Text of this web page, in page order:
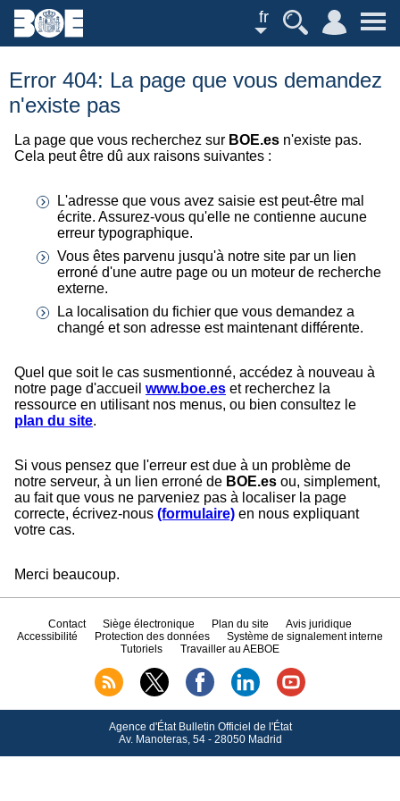
fr
Error 404: La page que vous demandez
n'existe pas
La page que vous recherchez sur BOE.es n'existe pas.
Cela peut être dû aux raisons suivantes :
L'adresse que vous avez saisie est peut-être mal
écrite. Assurez-vous qu'elle ne contienne aucune
erreur typographique.
Vous êtes parvenu jusqu'à notre site par un lien
erroné d'une autre page ou un moteur de recherche
externe.
La localisation du fichier que vous demandez a
changé et son adresse est maintenant différente.
Quel que soit le cas susmentionné, accédez à nouveau à
notre page d'accueil www.boe.es et recherchez la
ressource en utilisant nos menus, ou bien consultez le
plan du site.
Si vous pensez que l'erreur est due à un problème de
notre serveur, à un lien erroné de BOE.es ou, simplement,
au fait que vous ne parveniez pas à localiser la page
correcte, écrivez-nous (formulaire) en nous expliquant
votre cas.
Merci beaucoup.
Contact Siège électronique Plan du site
Avis juridique
Accessibilité
Protection des données
Système de signalement interne
Tutoriels
Travailler au AEBOE
Agence d'État Bulletin Officiel de l'État
Av.Manoteras, 54 - 28050 Madrid